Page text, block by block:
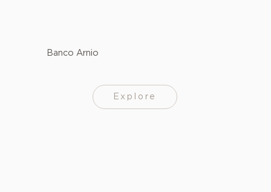
Banco Arnio
Explore